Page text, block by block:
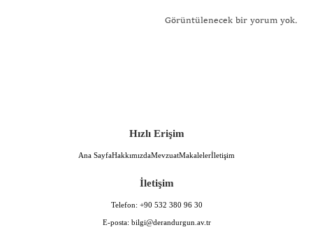
Görüntülenecek bir yorum yok.
Hızlı Erişim
Ana SayfaHakkımızdaMevzuatMakalelerİletişim
İletişim
Telefon: +90 532 380 96 30
E-posta: bilgi@derandurgun.av.tr